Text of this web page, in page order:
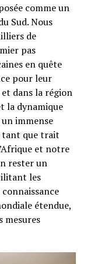
comme un
Sud. Nous
de
pas
en quête
pour leur
dans la région
la dynamique
immense
tant que trait
et notre
rester un
les
étendue,
mesures